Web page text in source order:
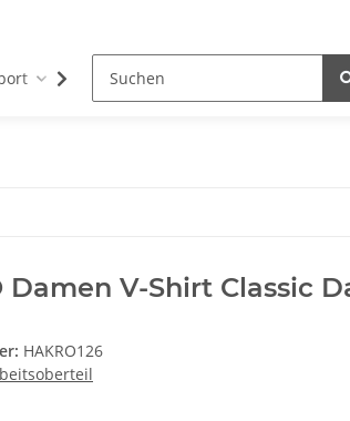
Partnershops
Damen V-Shirt Classic
HAKRO126